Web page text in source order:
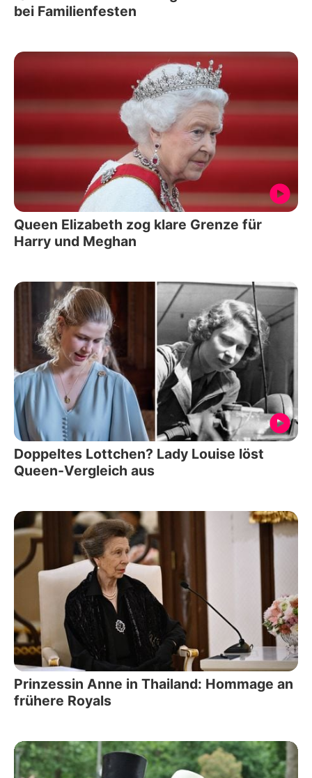
bei Familienfesten
Queen Elizabeth zog klare Grenze für
Harry und Meghan
Doppeltes Lottchen? Lady Louise löst
Queen-Vergleich aus
Prinzessin Anne in Thailand: Hommage an
frühere Royals